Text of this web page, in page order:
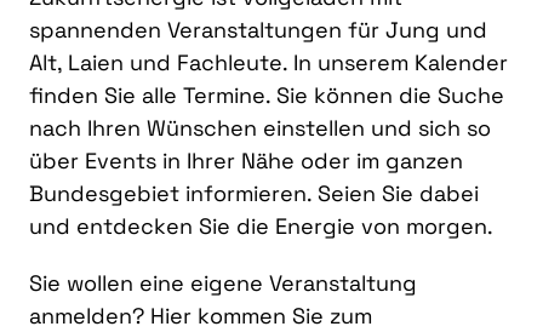
spannenden Veranstaltungen für Jung und
Alt, Laien und Fachleute. In unserem Kalender
finden Sie alle Termine. Sie können die Suche
nach Ihren Wünschen einstellen und sich so
über Events in Ihrer Nähe oder im ganzen
Bundesgebiet informieren. Seien Sie dabei
und entdecken Sie die Energie von morgen.
Sie wollen eine eigene Veranstaltung
anmelden? Hier kommen Sie zum